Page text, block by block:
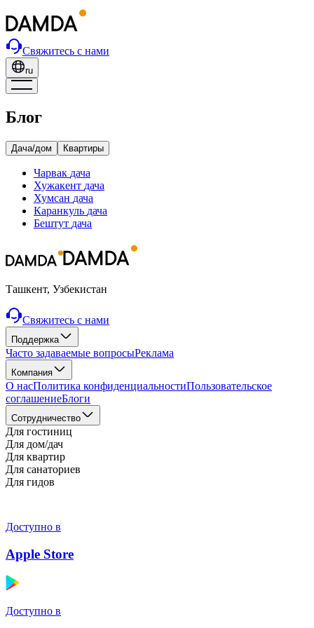
Свяжитесь с нами
ru
Блог
Дача/дом Квартиры
Чарвак дача
Хужакент дача
Хумсан дача
Каранкуль дача
Бештут дача
Ташкент, Узбекистан
Свяжитесь с нами
Поддержка
Часто задаваемые вопросыРеклама
Компания
О насПолитика конфиденциальностиПользовательское
соглашениеБлоги
Cотрудничество
Для гостиниц
Для дом/дач
Для квартир
Для санаториев
Для гидов
Доступно в
Apple Store
Доступно в